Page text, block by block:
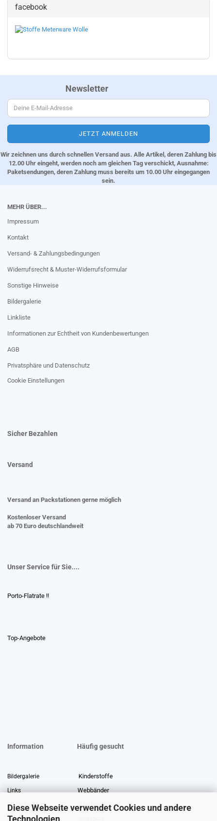
Diese Webseite verwendet Cookies und andere
Technologien
facebook
Newsletter
Wir zeichnen uns durch schnellen Versand aus. Alle Artikel, deren Zahlung bis
12.00 Uhr eingeht, werden noch am gleichen Tag verschickt, Ausnahme:
Paketsendungen, deren Zahlung muss bereits um 10.00 Uhr eingegangen
sein.
MEHR ÜBER...
Impressum
Kontakt
Versand- & Zahlungsbedingungen
Widerrufsrecht & Muster-Widerrufsformular
Sonstige Hinweise
Bildergalerie
Linkliste
Informationen zur Echtheit von Kundenbewertungen
AGB
Privatsphäre und Datenschutz
Cookie Einstellungen
Sicher Bezahlen
Versand
Versand an Packstationen gerne möglich
Kostenloser Versand
ab 70 Euro deutschlandweit
Unser Service für Sie....
Porto-Flatrate !!
Top-Angebote
Information Häufig gesucht
Bildergalerie Kinderstoffe
Links Webbänder
Stoffe Lexikon Stoffreste
Über uns